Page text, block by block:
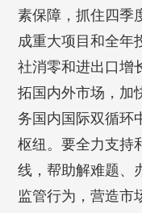
素保障，抓住四季
成重大项目和全年
社消零和进出口增
拓国内外市场，加
务国内国际双循环
枢纽。要全力支持
线，帮助解难题、
监管行为，营造市